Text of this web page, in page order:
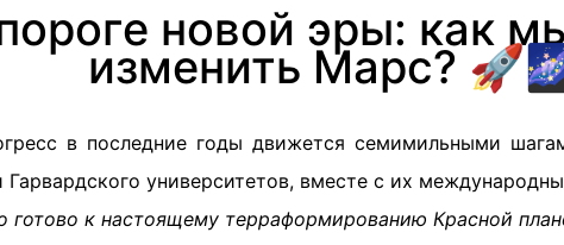
новой эры: как
изменить Марс?
в последние годы движется семимильными
Гарвардского университетов, вместе с их
готово к настоящему терраформированию Красной